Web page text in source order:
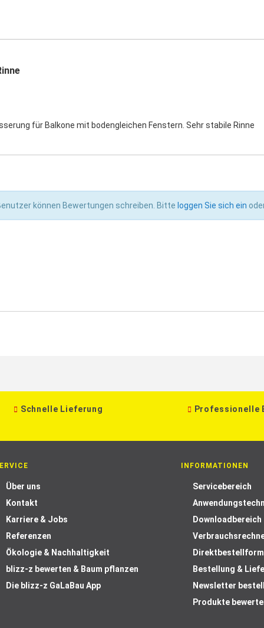
für Balkone mit bodengleichen Fenstern. Sehr stabile Rinne
können Bewertungen schreiben. Bitte loggen Sie sich ein
Schnelle Lieferung Professionelle
Über uns
Kontakt
Karriere & Jobs
Referenzen
Ökologie & Nachhaltigkeit
blizz-z bewerten & Baum pflanzen
Die blizz-z GaLaBau App
INFORMATIONEN
Servicebereich
Downloadbereich
Bestellung &
Newsletter
Produkte